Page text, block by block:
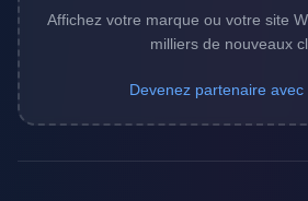
Affichez votre marque ou votre site
milliers de nouveaux
Devenez partenaire